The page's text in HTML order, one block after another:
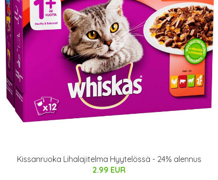
Kissanruoka Lihalajitelma Hyytelössä - 24% alennus
2.99 EUR